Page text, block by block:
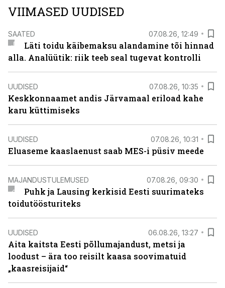
VIIMASED UUDISED
SAATED 07.08.26, 12:49
Läti toidu käibemaksu alandamine tõi hinnad
alla. Analüütik: riik teeb seal tugevat kontrolli
UUDISED 07.08.26, 10:35
Keskkonnaamet andis Järvamaal eriload kahe
karu küttimiseks
UUDISED 07.08.26, 10:31
Eluaseme kaaslaenust saab MES-i püsiv meede
MAJANDUSTULEMUSED 07.08.26, 09:30
Puhk ja Lausing kerkisid Eesti suurimateks
toidutöösturiteks
UUDISED 06.08.26, 13:27
Aita kaitsta Eesti põllumajandust, metsi ja
loodust – ära too reisilt kaasa soovimatuid
„kaasreisijaid“